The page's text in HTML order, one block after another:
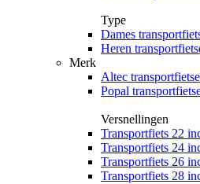
Type
Dames
Heren
Merk
Altec
Popal
Versnellingen
Transportfiets 22
Transportfiets 24
Transportfiets 26
Transportfiets 28